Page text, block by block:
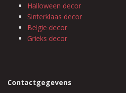
Halloween decor
Sinterklaas decor
Belgie decor
Grieks decor
Contactgegevens